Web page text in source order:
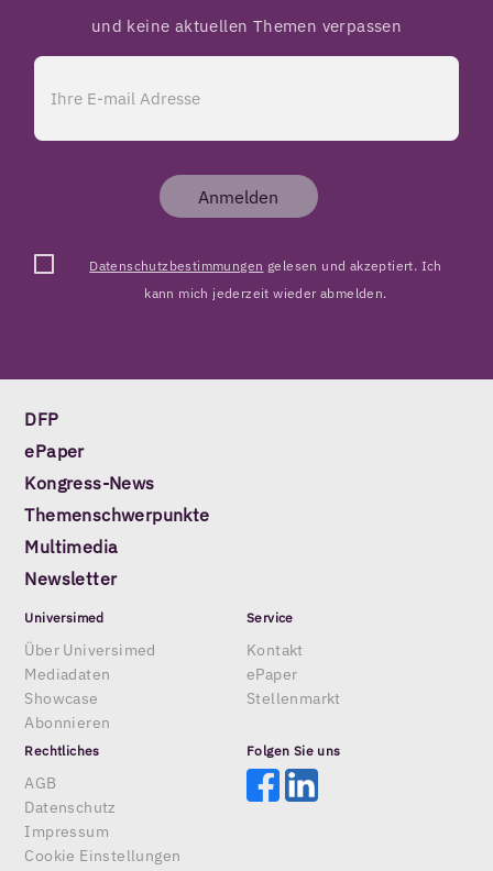
und keine aktuellen Themen verpassen
Anmelden
Datenschutzbestimmungen gelesen und akzeptiert. Ich
kann mich jederzeit wieder abmelden.
DFP
ePaper
Kongress-News
Themenschwerpunkte
Multimedia
Newsletter
Universimed
Über Universimed
Mediadaten
Showcase
Abonnieren
Service
Kontakt
ePaper
Stellenmarkt
Rechtliches
AGB
Datenschutz
Impressum
Cookie Einstellungen
Folgen Sie uns